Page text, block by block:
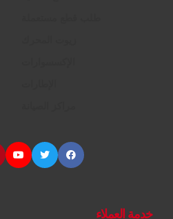
خدمة العملاء